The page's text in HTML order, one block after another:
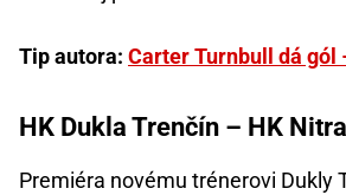
Tip autora: Carter Turnbull dá gól
HK Dukla Trenčín – HK
Premiéra novému trénerovi Dukly